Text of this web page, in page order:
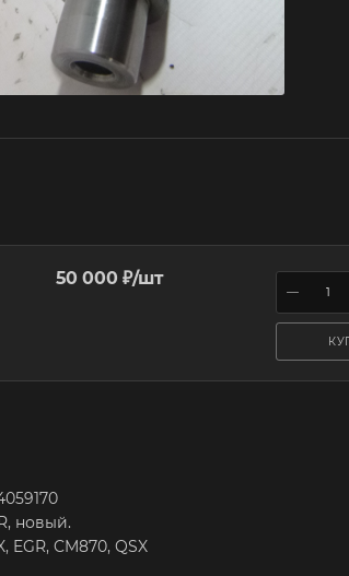
50 000 ₽/шт
новый.
EGR, CM870, QSX